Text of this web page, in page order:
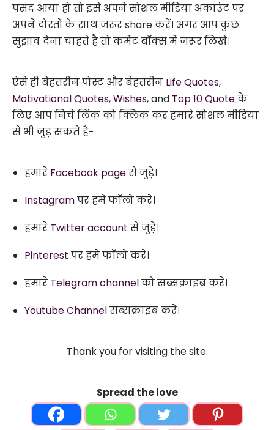
पसंद आया हो तो इसे अपने सोशल मीडिया अकाउंट पर
अपने दोस्तों के साथ जरूर share करें। अगर आप कुछ
सुझाव देना चाहते है तो कमेंट बॉक्स में जरूर लिखे।
ऐसे ही बेहतरीन पोस्ट और बेहतरीन Life Quotes,
Motivational Quotes,Wishes, and Top 10 Quoteके
लिए आप निचे लिंक को क्लिक कर हमारे सोशल मीडिया
से भी जुड़ सकते है-
हमारे Facebook pageसे जुड़े।
Instagramपर हमे फॉलो करे।
हमारे Twitter account से जुड़े।
Pinterest पर हमे फॉलो करे।
हमारे Telegram channelको सब्सक्राइब करे।
Youtube Channelसब्सक्राइब करे।
Thank you for visiting the site.
Spread the love